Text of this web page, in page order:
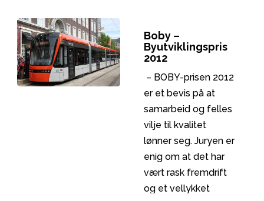
videreført på en
serie med stamlinjer
mener at
samarbeidet
mellom de
involverte aktørene
har bidratt til å
utvikle et attraktivt
kollektivtilbud til
befolkningen.
Boby –
Byutviklingspris
2012
– BOBY-prisen 2012
er et bevis på at
samarbeid og felles
vilje til kvalitet
lønner seg. Juryen er
enig om at det har
vært rask fremdrift
og et vellykket